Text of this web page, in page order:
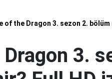
of the Dragon 3. sezon 2.
3.